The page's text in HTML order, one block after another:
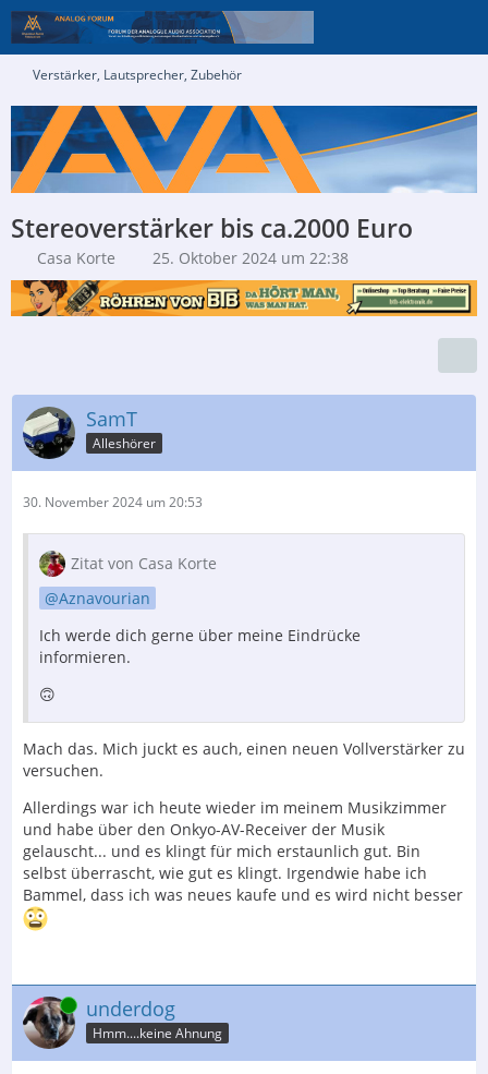
Verstärker, Lautsprecher, Zubehör
Stereoverstärker bis ca.2000 Euro
Casa Korte 25. Oktober 2024 um 22:38
SamT
Alleshörer
30. November 2024 um 20:53
Zitat von Casa Korte
Aznavourian
Ich werde dich gerne über meine Eindrücke
informieren.
🙃
Mach das. Mich juckt es auch, einen neuen Vollverstärker zu
versuchen.
Allerdings war ich heute wieder im meinem Musikzimmer
und habe über den Onkyo-AV-Receiver der Musik
gelauscht... und es klingt für mich erstaunlich gut. Bin
selbst überrascht, wie gut es klingt. Irgendwie habe ich
Bammel, dass ich was neues kaufe und es wird nicht besser
Online underdog
Hmm....keine Ahnung